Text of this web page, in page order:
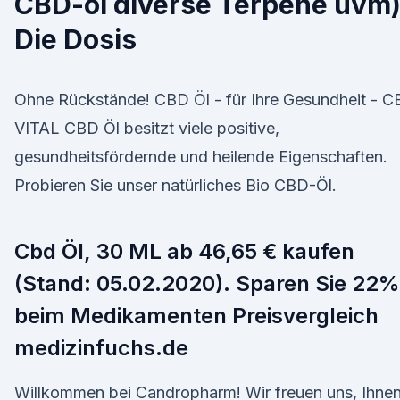
Die Dosis
Ohne Rückstände! CBD Öl - für Ihre Gesundheit -
VITAL CBD Öl besitzt viele positive,
gesundheitsfördernde und heilende Eigenschaften.
Probieren Sie unser natürliches Bio CBD-Öl.
Cbd Öl, 30 ML ab 46,65 € kaufen
(Stand: 05.02.2020). Sparen Sie 22%
beim Medikamenten Preisvergleich
medizinfuchs.de
Willkommen bei Candropharm! Wir freuen uns, Ihnen